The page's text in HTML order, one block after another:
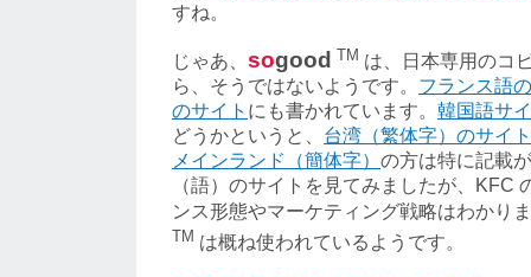
すね。
じゃあ、 sogood TM は、日本専用のコ
ら、そうではないようです。 フランス語
のサイト にも書かれています。 韓国語サ
どうかというと、 台湾（繁体字）のサイト
メインランド（簡体字） の方は特に記載
（語）のサイトを見てみましたが、KFC
ンス形態やマーケティング戦略はわかり
TM は概ね使われているようです。